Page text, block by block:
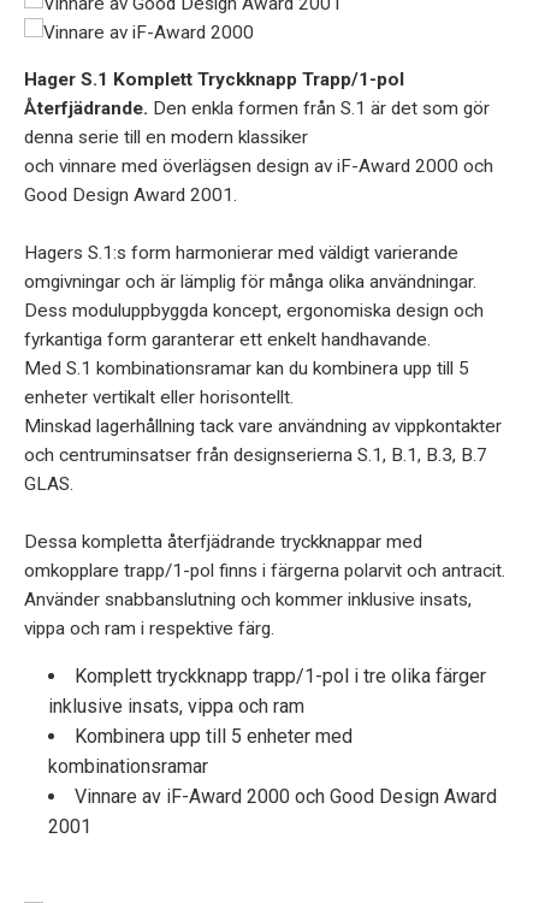
Hager S.1 Komplett Tryckknapp Trapp/1-pol
Återfjädrande. Den enkla formen från S.1 är det som gör
denna serie till en modern klassiker
och vinnare med överlägsen design av iF-Award 2000 och
Good Design Award 2001.
Hagers S.1:s form harmonierar med väldigt varierande
omgivningar och är lämplig för många olika användningar.
Dess moduluppbyggda koncept, ergonomiska design och
fyrkantiga form garanterar ett enkelt handhavande.
Med S.1 kombinationsramar kan du kombinera upp till 5
enheter vertikalt eller horisontellt.
Minskad lagerhållning tack vare användning av vippkontakter
och centruminsatser från designserierna S.1, B.1, B.3, B.7
GLAS.
Dessa kompletta återfjädrande tryckknappar med
omkopplare trapp/1-pol finns i färgerna polarvit och antracit.
Använder snabbanslutning och kommer inklusive insats,
vippa och ram i respektive färg.
Komplett tryckknapp trapp/1-pol i tre olika färger
inklusive insats, vippa och ram
Kombinera upp till 5 enheter med
kombinationsramar
Vinnare av iF-Award 2000 och Good Design Award
2001